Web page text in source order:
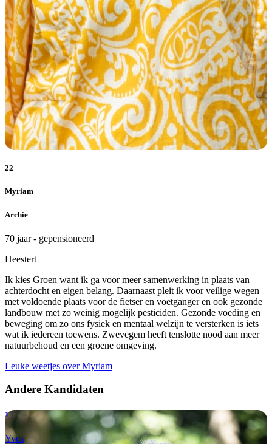
22
Myriam
Archie
70 jaar - gepensioneerd
Heestert
Ik kies Groen want ik ga voor meer samenwerking in plaats van
achterdocht en eigen belang. Daarnaast pleit ik voor veilige wegen
met voldoende plaats voor de fietser en voetganger en ook gezonde
landbouw met zo weinig mogelijk pesticiden. Gezonde voeding en
beweging om zo ons fysiek en mentaal welzijn te versterken is iets
wat ik iedereen toewens. Zwevegem heeft tenslotte nood aan meer
natuurbehoud en een groene omgeving.
Leuke weetjes over Myriam
Andere Kandidaten
1
Yves